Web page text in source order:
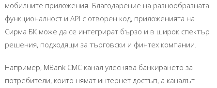
мобилните приложения. Благодарение на разнообразната
функционалност и API с отворен код, приложенията на
Сирма БК може да се интегрират бързо и в широк спектър
решения, подходящи за търговски и финтех компании.
Например, MBank СМС канал улеснява банкирането за
потребители, които нямат интернет достъп, а каналът